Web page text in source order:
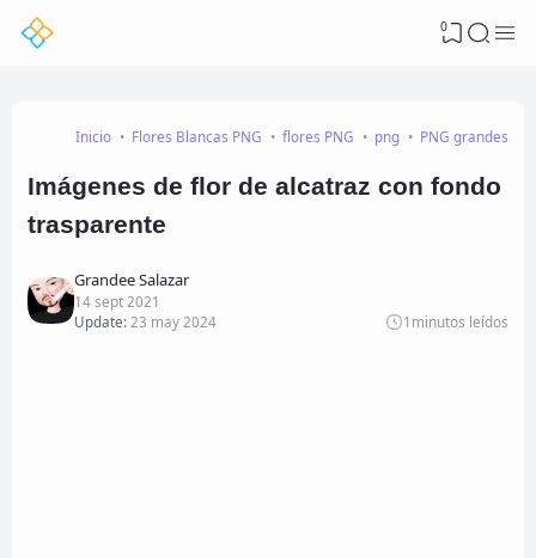
0
Inicio Flores Blancas PNG flores PNG png PNG grandes
Imágenes de flor de alcatraz con fondo
trasparente
Grandee Salazar
14 sept 2021
Update: 23 may 2024 1 minutos leídos